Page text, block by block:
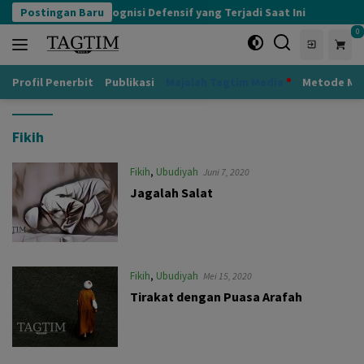
Langsung
ke
konten
Postingan BaruKognisi Defensif yang Terjadi Saat Ini
0
Profil Penerbit Publikasi Metode
Fikih
Fikih, Ubudiyah Juni 7, 2020
Jagalah Salat
Fikih, Ubudiyah Mei 15, 2020
Tirakat dengan Puasa Arafah